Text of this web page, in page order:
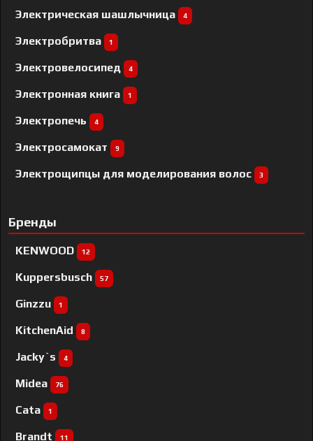
Электрическая шашлычница 4
Электробритва 1
Электровелосипед 4
Электронная книга 1
Электропечь 4
Электросамокат 9
Электрощипцы для моделирования волос 3
Бренды
KENWOOD 12
Kuppersbusch 57
Ginzzu 1
KitchenAid 8
Jacky`s 4
Midea 76
Cata 1
Brandt 11